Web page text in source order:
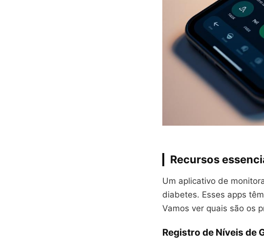
Recursos
Um aplicativo de
diabetes. Esses apps
Vamos ver quais são os
Registro de Níveis de